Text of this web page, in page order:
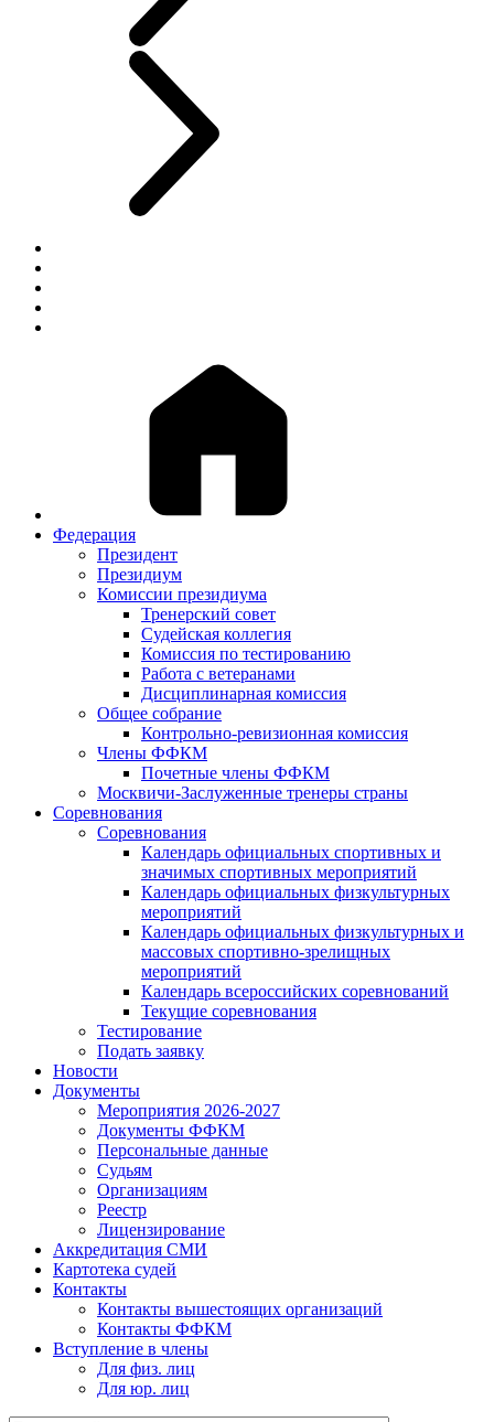
Федерация
Президент
Президиум
Комиссии президиума
Тренерский совет
Судейская коллегия
Комиссия по тестированию
Работа с ветеранами
Дисциплинарная комиссия
Общее собрание
Контрольно-ревизионная комиссия
Члены ФФКМ
Почетные члены ФФКМ
Москвичи-Заслуженные тренеры страны
Соревнования
Соревнования
Календарь официальных спортивных и
значимых спортивных мероприятий
Календарь официальных физкультурных
мероприятий
Календарь официальных физкультурных и
массовых спортивно-зрелищных
мероприятий
Календарь всероссийских соревнований
Текущие соревнования
Тестирование
Подать заявку
Новости
Документы
Мероприятия 2026-2027
Документы ФФКМ
Персональные данные
Судьям
Организациям
Реестр
Лицензирование
Аккредитация СМИ
Картотека судей
Контакты
Контакты вышестоящих организаций
Контакты ФФКМ
Вступление в члены
Для физ. лиц
Для юр. лиц